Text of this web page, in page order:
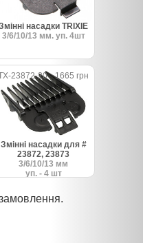
насадки TRIXIE
3/6/10/13 мм. уп. 4шт
23872-20 1665 грн
Змінні насадки для #
23872, 23873
3/6/10/13 мм
уп. - 4 шт